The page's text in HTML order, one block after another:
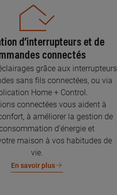
d’interrupteurs et de
connectés
grâce aux interrupteurs
sans fils connectées, ou via
Home + Control.
connectées vous aident à
à améliorer la gestion de
d’énergie et
maison à vos habitudes de
vie.
En savoir plus